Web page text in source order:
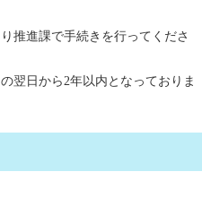
推進課で手続きを行ってくださ
翌日から2年以内となっておりま